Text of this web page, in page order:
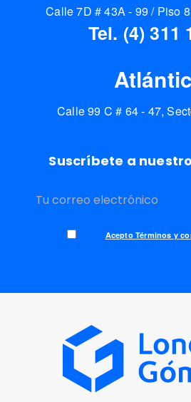
Calle 7D # 43A - 99 / Piso
Tel. (4) 311
Calle 99 C # 64 - 47,
Suscríbete a
Acepto Términos y